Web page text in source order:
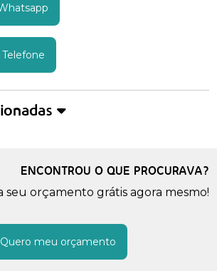
ENCONTROU O QUE PROCURAVA?
seu orçamento grátis agora mesmo!
Quero meu orçamento